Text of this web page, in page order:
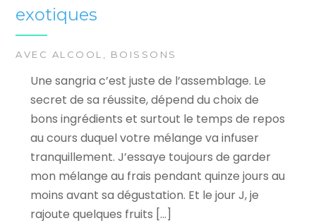
exotiques
AVEC ALCOOL BOISSONS
Une sangria c’est juste de l’assemblage. Le
secret de sa réussite, dépend du choix de
bons ingrédients et surtout le temps de repos
au cours duquel votre mélange va infuser
tranquillement. J’essaye toujours de garder
mon mélange au frais pendant quinze jours au
moins avant sa dégustation. Et le jour J, je
rajoute quelques fruits […]